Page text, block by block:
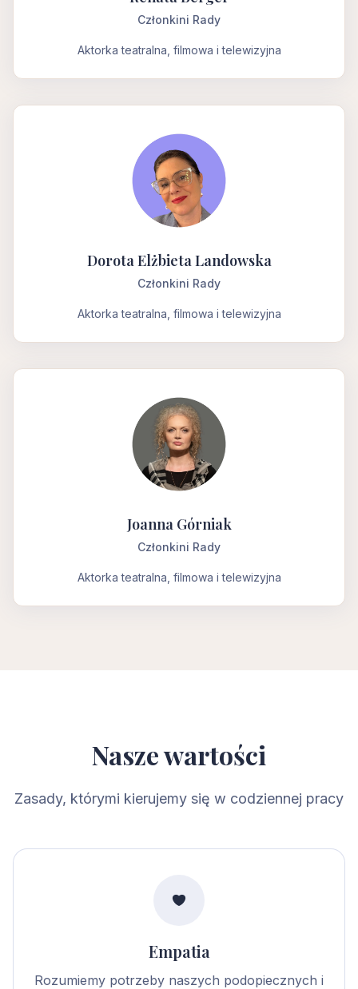
Członkini Rady
Aktorka teatralna, filmowa i telewizyjna
Dorota Elżbieta Landowska
Członkini Rady
Aktorka teatralna, filmowa i telewizyjna
Joanna Górniak
Członkini Rady
Aktorka teatralna, filmowa i telewizyjna
Nasze wartości
Zasady, którymi kierujemy się w codziennej pracy
Empatia
Rozumiemy potrzeby naszych podopiecznych i